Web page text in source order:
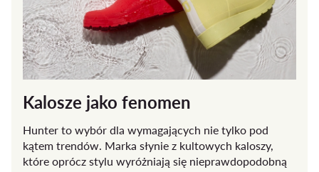
Kalosze jako fenomen
Hunter to wybór dla wymagających nie tylko pod
kątem trendów. Marka słynie z kultowych kaloszy,
które oprócz stylu wyróżniają się nieprawdopodobną